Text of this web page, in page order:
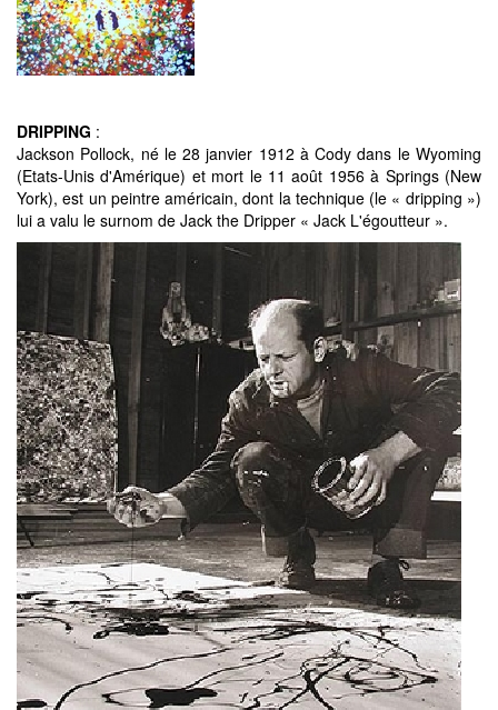
DRIPPING :
Jackson Pollock, né le 28 janvier 1912 à Cody dans le Wyoming
(Etats-Unis d'Amérique) et mort le 11 août 1956 à Springs (New
York), est un peintre américain, dont la technique (le « dripping »)
lui a valu le surnom de Jack the Dripper « Jack L'égoutteur ».